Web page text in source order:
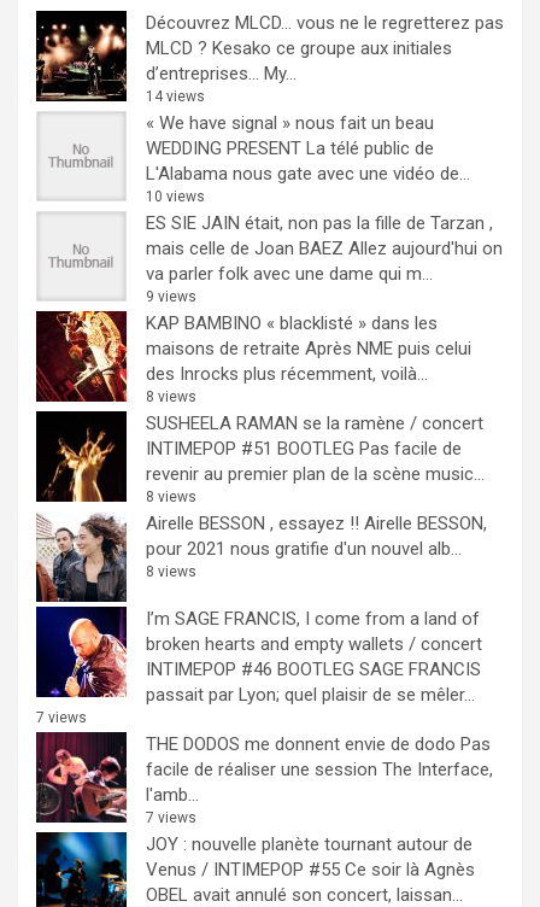
Découvrez MLCD… vous ne le regretterez pas
MLCD ? Kesako ce groupe aux initiales
d’entreprises… My...
14 views
« We have signal » nous fait un beau
WEDDING PRESENT La télé public de
L'Alabama nous gate avec une vidéo de...
10 views
ES SIE JAIN était, non pas la fille de Tarzan ,
mais celle de Joan BAEZ Allez aujourd'hui on
va parler folk avec une dame qui m...
9 views
KAP BAMBINO « blacklisté » dans les
maisons de retraite Après NME puis celui
des Inrocks plus récemment, voilà...
8 views
SUSHEELA RAMAN se la ramène / concert
INTIMEPOP #51 BOOTLEG Pas facile de
revenir au premier plan de la scène music...
8 views
Airelle BESSON , essayez !! Airelle BESSON,
pour 2021 nous gratifie d'un nouvel alb...
8 views
I’m SAGE FRANCIS, I come from a land of
broken hearts and empty wallets / concert
INTIMEPOP #46 BOOTLEG SAGE FRANCIS
passait par Lyon; quel plaisir de se mêler...
7 views
THE DODOS me donnent envie de dodo Pas
facile de réaliser une session The Interface,
l'amb...
7 views
JOY : nouvelle planète tournant autour de
Venus / INTIMEPOP #55 Ce soir là Agnès
OBEL avait annulé son concert, laissan...